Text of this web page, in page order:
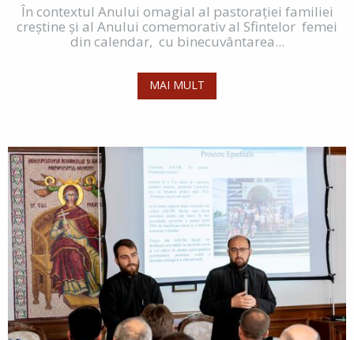
În contextul Anului omagial al pastorației familiei
creștine și al Anului comemorativ al Sfintelor femei
din calendar, cu binecuvântarea...
MAI MULT